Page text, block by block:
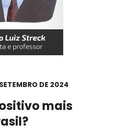
DE 2024
mais